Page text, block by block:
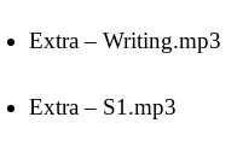
Extra – Writing.mp3
Extra – S1.mp3